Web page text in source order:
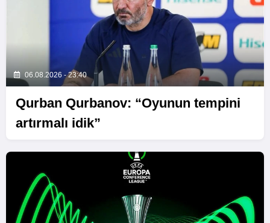
06.08.2026 - 23:40
Qurban Qurbanov: “Oyunun tempini
artırmalı idik”